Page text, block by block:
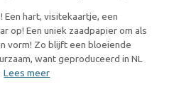
Een hart, visitekaartje, een
op! Een uniek zaadpapier om als
vorm! Zo blijft een bloeiende
want geproduceerd in NL
Lees meer